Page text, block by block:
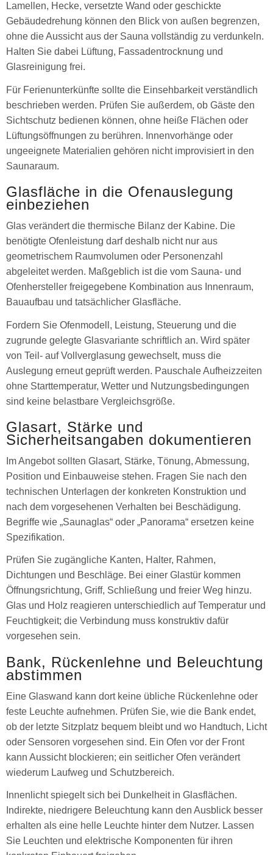
Lamellen, Hecke, versetzte Wand oder geschickte
Gebäudedrehung können den Blick von außen begrenzen,
ohne die Aussicht aus der Sauna vollständig zu verdunkeln.
Halten Sie dabei Lüftung, Fassadentrocknung und
Glasreinigung frei.
Für Ferienunterkünfte sollte die Einsehbarkeit verständlich
beschrieben werden. Prüfen Sie außerdem, ob Gäste den
Sichtschutz bedienen können, ohne heiße Flächen oder
Lüftungsöffnungen zu berühren. Innenvorhänge oder
ungeeignete Materialien gehören nicht improvisiert in den
Saunaraum.
Glasfläche in die Ofenauslegung
einbeziehen
Glas verändert die thermische Bilanz der Kabine. Die
benötigte Ofenleistung darf deshalb nicht nur aus
geometrischem Raumvolumen oder Personenzahl
abgeleitet werden. Maßgeblich ist die vom Sauna- und
Ofenhersteller freigegebene Kombination aus Innenraum,
Bauaufbau und tatsächlicher Glasfläche.
Fordern Sie Ofenmodell, Leistung, Steuerung und die
zugrunde gelegte Glasvariante schriftlich an. Wird später
von Teil- auf Vollverglasung gewechselt, muss die
Auslegung erneut geprüft werden. Pauschale Aufheizzeiten
ohne Starttemperatur, Wetter und Nutzungsbedingungen
sind keine belastbare Vergleichsgröße.
Glasart, Stärke und
Sicherheitsangaben dokumentieren
Im Angebot sollten Glasart, Stärke, Tönung, Abmessung,
Position und Einbauweise stehen. Fragen Sie nach den
technischen Unterlagen der konkreten Konstruktion und
nach dem vorgesehenen Verhalten bei Beschädigung.
Begriffe wie „Saunaglas“ oder „Panorama“ ersetzen keine
Spezifikation.
Prüfen Sie zugängliche Kanten, Halter, Rahmen,
Dichtungen und Beschläge. Bei einer Glastür kommen
Öffnungsrichtung, Griff, Schließung und freier Weg hinzu.
Glas und Holz reagieren unterschiedlich auf Temperatur und
Feuchtigkeit; die Verbindung muss konstruktiv dafür
vorgesehen sein.
Bank, Rückenlehne und Beleuchtung
abstimmen
Eine Glaswand kann dort keine übliche Rückenlehne oder
feste Leuchte aufnehmen. Prüfen Sie, wie die Bank endet,
ob der letzte Sitzplatz bequem bleibt und wo Handtuch, Licht
oder Sensoren vorgesehen sind. Ein Ofen vor der Front
kann Aussicht blockieren; ein seitlicher Ofen verändert
wiederum Laufweg und Schutzbereich.
Innenlicht spiegelt sich bei Dunkelheit in Glasflächen.
Indirekte, niedrigere Beleuchtung kann den Ausblick besser
erhalten als eine helle Leuchte hinter dem Nutzer. Lassen
Sie Leuchten und elektrische Komponenten für ihren